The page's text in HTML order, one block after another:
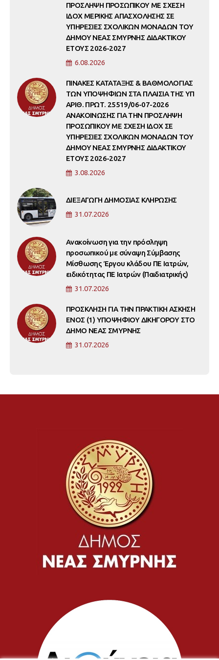
ΠΡΟΣΛΗΨΗ ΠΡΟΣΩΠΙΚΟΥ ΜΕ ΣΧΕΣΗ
ΙΔΟΧ ΜΕΡΙΚΗΣ ΑΠΑΣΧΟΛΗΣΗΣ ΣΕ
ΥΠΗΡΕΣΙΕΣ ΣΧΟΛΙΚΩΝ ΜΟΝΑΔΩΝ ΤΟΥ
ΔΗΜΟΥ ΝΕΑΣ ΣΜΥΡΝΗΣ ΔΙΔΑΚΤΙΚΟΥ
ΕΤΟΥΣ 2026-2027
6.08.2026
ΠΙΝΑΚΕΣ ΚΑΤΑΤΑΞΗΣ & ΒΑΘΜΟΛΟΓΙΑΣ
ΤΩΝ ΥΠΟΨΗΦΙΩΝ ΣΤΑ ΠΛΑΙΣΙΑ ΤΗΣ ΥΠ
ΑΡΙΘ. ΠΡΩΤ. 25519/06-07-2026
ΑΝΑΚΟΙΝΩΣΗΣ ΓΙΑ ΤΗΝ ΠΡΟΣΛΗΨΗ
ΠΡΟΣΩΠΙΚΟΥ ΜΕ ΣΧΕΣΗ ΙΔΟΧ ΣΕ
ΥΠΗΡΕΣΙΕΣ ΣΧΟΛΙΚΩΝ ΜΟΝΑΔΩΝ ΤΟΥ
ΔΗΜΟΥ ΝΕΑΣ ΣΜΥΡΝΗΣ ΔΙΔΑΚΤΙΚΟΥ
ΕΤΟΥΣ 2026-2027
3.08.2026
ΔΙΕΞΑΓΩΓΗ ΔΗΜΟΣΙΑΣ ΚΛΗΡΩΣΗΣ
31.07.2026
Ανακοίνωση για την πρόσληψη
προσωπικού με σύναψη Σύμβασης
Μίσθωσης Έργου κλάδου ΠΕ Ιατρών,
ειδικότητας ΠΕ Ιατρών (Παιδιατρικής)
31.07.2026
ΠΡΟΣΚΛΗΣΗ ΓΙΑ ΤΗΝ ΠΡΑΚΤΙΚΗ ΑΣΚΗΣΗ
ΕΝΟΣ (1) ΥΠΟΨΗΦΙΟΥ ΔΙΚΗΓΟΡΟΥ ΣΤΟ
ΔΗΜΟ ΝΕΑΣ ΣΜΥΡΝΗΣ
31.07.2026